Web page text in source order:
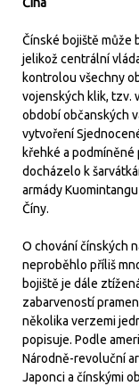
Čína
Čínské bojiště může
jelikož centrální
kontrolou všechny
vojenských klik, tzv.
období občanských
vytvoření
křehké a
docházelo k
armády
Číny.
O chování čínských
neproběhlo příliš
bojiště je dále
zabarveností
několika verzemi
popisuje. Podle
Národně-revoluční
Japonci a čínskými